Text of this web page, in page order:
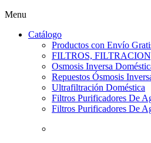
Menu
Catálogo
Productos con Envío
FILTROS,
Osmosis Inversa
Repuestos Ósmosis
Ultrafiltración Doméstica
Filtros Purificadores De
Filtros Purificadores De